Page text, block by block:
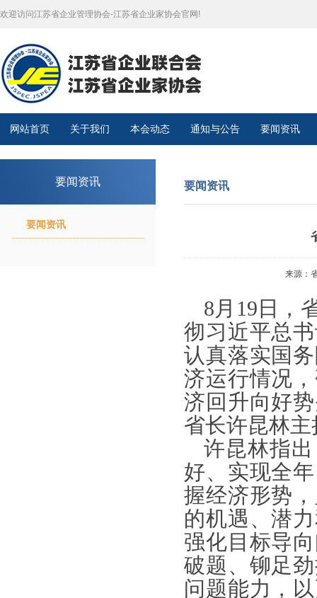
欢迎访问江苏省企业管理协会-江苏省企业家协会官网!
网站首页 关于我们 本会动态 通知与公告 要闻资讯
要闻资讯
要闻资讯
要闻资讯
来源：
8月19日，
彻习近平总
认真落实国
济运行情况
济回升向好
省长许昆林
许昆林指
好、实现全
握经济形势
的机遇、潜
强化目标导
破题、铆足
问题能力，